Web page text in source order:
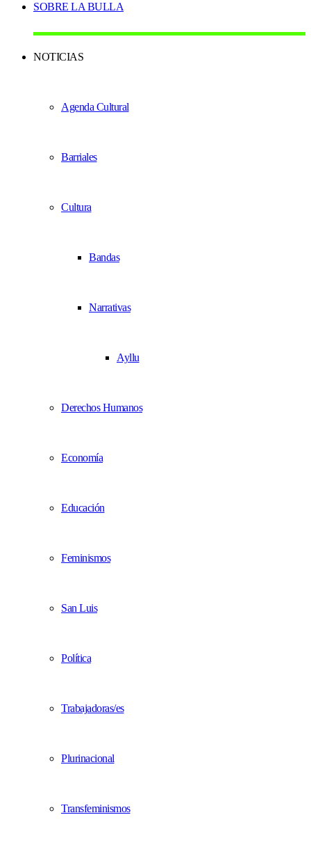
SOBRE LA BULLA
NOTICIAS
Agenda Cultural
Barriales
Cultura
Bandas
Narrativas
Ayllu
Derechos Humanos
Economía
Educación
Feminismos
San Luis
Política
Trabajadoras/es
Plurinacional
Transfeminismos